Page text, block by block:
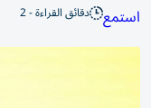
استمع دقائق القراءة - 2